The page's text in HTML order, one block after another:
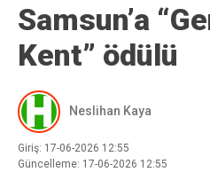
Samsun’a
Kent” ödülü
Neslihan Kaya
Giriş: 17-06-2026 12:55
Güncelleme: 17-06-2026 12:55